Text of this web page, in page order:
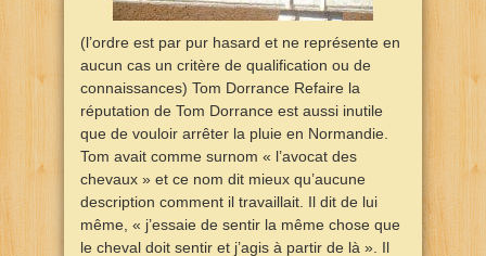
(l’ordre est par pur hasard et ne représente en
aucun cas un critère de qualification ou de
connaissances) Tom Dorrance Refaire la
réputation de Tom Dorrance est aussi inutile
que de vouloir arrêter la pluie en Normandie.
Tom avait comme surnom « l’avocat des
chevaux » et ce nom dit mieux qu’aucune
description comment il travaillait. Il dit de lui
même, « j’essaie de sentir la même chose que
le cheval doit sentir et j’agis à partir de là ». Il